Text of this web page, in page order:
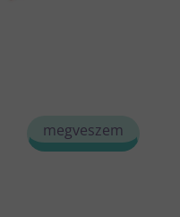
megveszem